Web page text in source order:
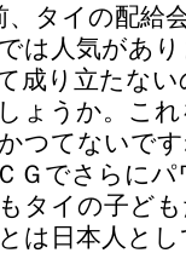
、タイの配給
は人気があ
成り立たな
ょうか。こ
つてないで
Ｇでさらに
タイの子ど
は日本人とし